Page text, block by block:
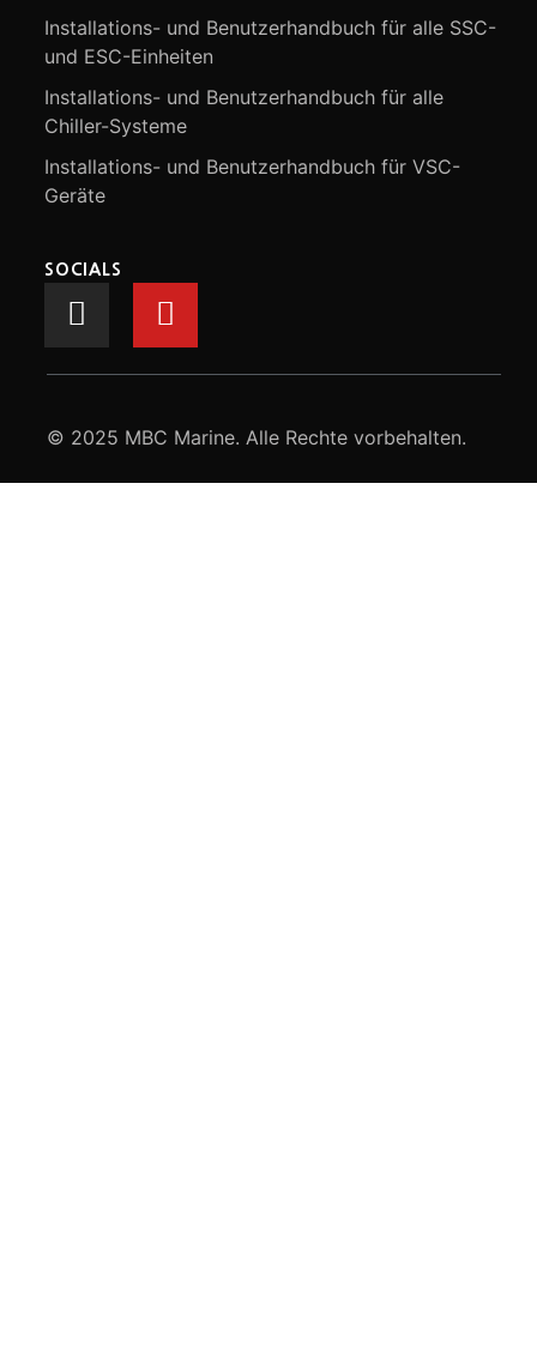
Installations- und Benutzerhandbuch für alle SSC-
und ESC-Einheiten
Installations- und Benutzerhandbuch für alle
Chiller-Systeme
Installations- und Benutzerhandbuch für VSC-
Geräte
SOCIALS
© 2025 MBC Marine. Alle Rechte vorbehalten.